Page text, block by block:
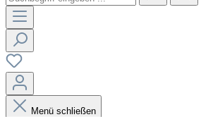
Menü schließen